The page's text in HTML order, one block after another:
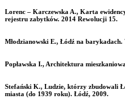
Lorenc – Karczewska A., Karta
rejestru zabytków. 2014 Rewolucji 15.
Młodzianowski E., Łódź na barykadach.
Popławska I., Architektura
Stefański K., Ludzie, którzy zbudowali
miasta (do 1939 roku). Łódź, 2009.